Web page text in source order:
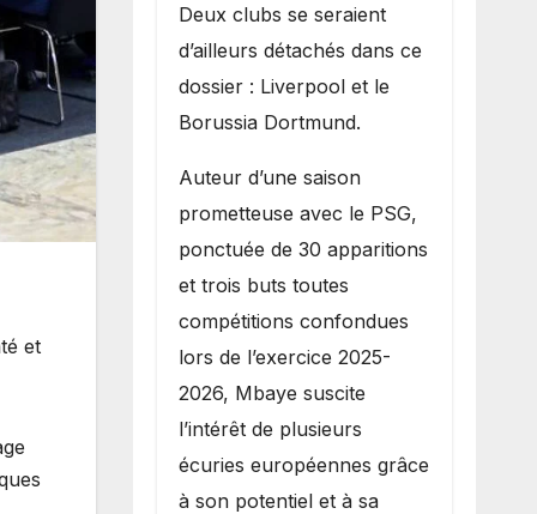
et
Deux clubs se seraient
d’ailleurs détachés dans ce
dossier : Liverpool et le
Borussia Dortmund.
Auteur d’une saison
prometteuse avec le PSG,
ponctuée de 30 apparitions
et trois buts toutes
compétitions confondues
lors de l’exercice 2025-
2026, Mbaye suscite
l’intérêt de plusieurs
écuries européennes grâce
à son potentiel et à sa